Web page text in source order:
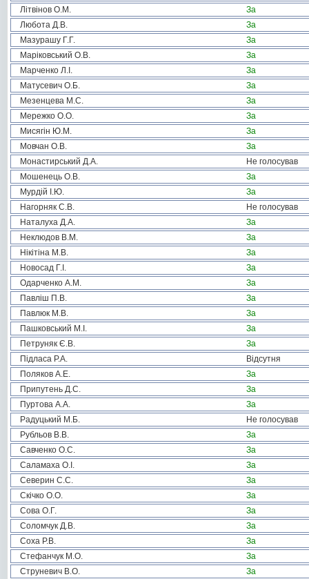
Літвінов О.М.
За
Любота Д.В.
За
Мазурашу Г.Г.
За
Маріковський О.В.
За
Марченко Л.І.
За
Матусевич О.Б.
За
Мезенцева М.С.
За
Мережко О.О.
За
Мисягін Ю.М.
За
Мовчан О.В.
За
Монастирський Д.А.
Не голосував
Мошенець О.В.
За
Мурдій І.Ю.
За
Нагорняк С.В.
Не голосував
Наталуха Д.А.
За
Неклюдов В.М.
За
Нікітіна М.В.
За
Новосад Г.І.
За
Одарченко А.М.
За
Павліш П.В.
За
Павлюк М.В.
За
Пашковський М.І.
За
Петруняк Є.В.
За
Підласа Р.А.
Відсутня
Поляков А.Е.
За
Припутень Д.С.
За
Пуртова А.А.
За
Радуцький М.Б.
Не голосував
Рубльов В.В.
За
Савченко О.С.
За
Саламаха О.І.
За
Северин С.С.
За
Скічко О.О.
За
Сова О.Г.
За
Соломчук Д.В.
За
Соха Р.В.
За
Стефанчук М.О.
За
Струневич В.О.
За